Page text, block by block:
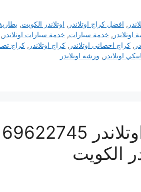
, افضل كراج اوتلاندر , اوتلاندر الكويت,
اوتلاندر , خدمة سيارات, خدمة سيارات اوتلاندر ,
, كراج اخصائي اوتلاندر , كراج اوتلاندر , كراج
اوتلاندر , ورشة اوتلاندر
الكويت